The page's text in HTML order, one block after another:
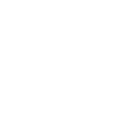
serii 800-900 podczas zbioru